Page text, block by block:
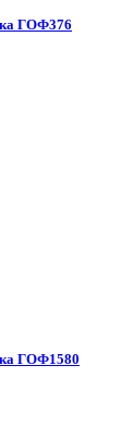
ГОФ376
ГОФ1580